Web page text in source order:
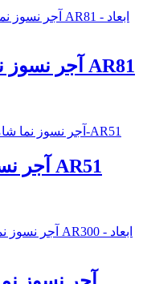
آجر نسوز نما زرد شاموتی رستیک AR81
آجر نسوز نما شاموتی رستیک AR51